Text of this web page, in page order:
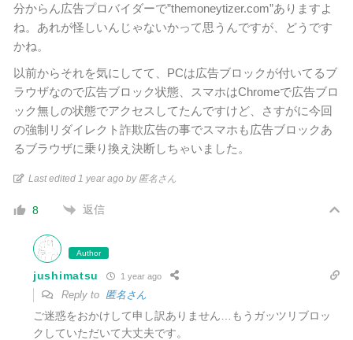
分からん広告プロバイダーで”themoneytizer.com”ありますよ
ね。あれが怪しいんじゃないかって思うんですが、どうです
かね。
以前からそれを気にしてて、PCは広告ブロックが付いてるブ
ラウザなので広告ブロック状態、スマホはChromeで広告ブロ
ック無しの状態でアクセスしてたんですけど、さすがに今回
の強制リダイレクト詐欺広告の事でスマホも広告ブロックあ
るブラウザに乗り換え決断しちゃいました。
Last edited 1 year ago by 匿名さん
8 返信
Author
jushimatsu 1 year ago
Reply to 匿名さん
ご迷惑をおかけして申し訳ありません…もうガッツリブロッ
クしていただいて大丈夫です。